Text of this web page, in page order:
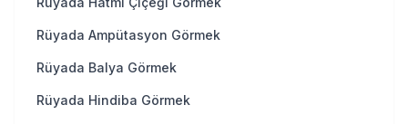
Rüyada Ampütasyon Görmek
Rüyada Balya Görmek
Rüyada Hindiba Görmek